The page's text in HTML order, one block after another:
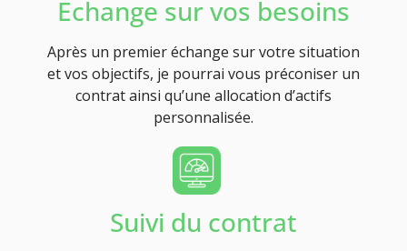
Echange sur vos besoins
Après un premier échange sur votre situation
et vos objectifs, je pourrai vous préconiser un
contrat ainsi qu’une allocation d’actifs
personnalisée.
Suivi du contrat